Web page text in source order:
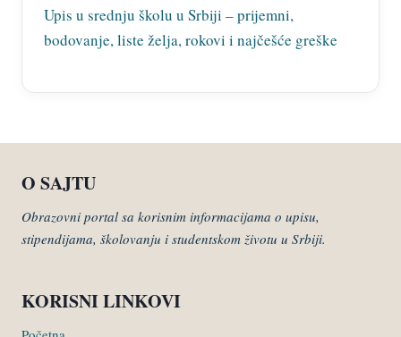
Upis u srednju školu u Srbiji – prijemni,
bodovanje, liste želja, rokovi i najčešće greške
O SAJTU
Obrazovni portal sa korisnim informacijama o upisu,
stipendijama, školovanju i studentskom životu u Srbiji.
KORISNI LINKOVI